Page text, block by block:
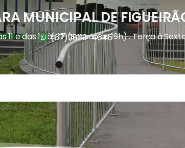
MUNICIPAL DE
11 e das 13 às 17 (Sessão às 19h) . Terça à
(67)98113-4645